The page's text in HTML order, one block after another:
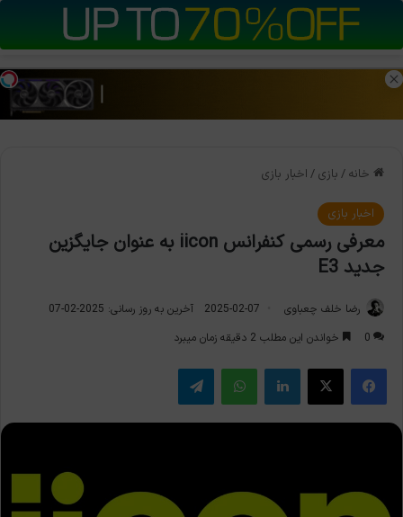
منو
خانه / بازی / اخبار بازی
اخبار بازی
معرفی رسمی کنفرانس iicon به عنوان جایگزین
جدید E3
رضا خلف چعباوی 2025-02-07
آخرین به روز رسانی: 2025-02-07
0
خواندن این مطلب 2 دقیقه زمان میبرد
فیس بوک X لینکدین واتس آپ تلگرام